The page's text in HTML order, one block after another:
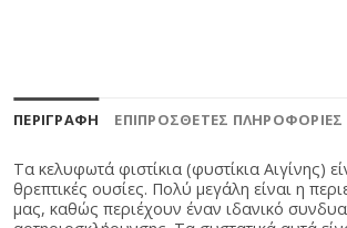
ΠΕΡΙΓΡΑΦΉ ΕΠΙΠΡΌΣΘΕΤΕΣ ΠΛΗΡΟΦΟΡΊΕΣ
Τα κελυφωτά φιστίκια (φυστίκια Αιγίνης)
θρεπτικές ουσίες. Πολύ μεγάλη είναι η
μας, καθώς περιέχουν έναν ιδανικό